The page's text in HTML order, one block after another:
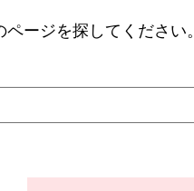
ージを探してください